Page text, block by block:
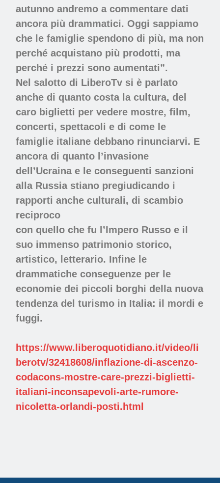
autunno andremo a commentare dati
ancora più drammatici. Oggi sappiamo
che le famiglie spendono di più, ma non
perché acquistano più prodotti, ma
perché i prezzi sono aumentati”.
Nel salotto di LiberoTv si è parlato
anche di quanto costa la cultura, del
caro biglietti per vedere mostre, film,
concerti, spettacoli e di come le
famiglie italiane debbano rinunciarvi. E
ancora di quanto l’invasione
dell’Ucraina e le conseguenti sanzioni
alla Russia stiano pregiudicando i
rapporti anche culturali, di scambio
reciproco
con quello che fu l’Impero Russo e il
suo immenso patrimonio storico,
artistico, letterario. Infine le
drammatiche conseguenze per le
economie dei piccoli borghi della nuova
tendenza del turismo in Italia: il mordi e
fuggi.
https://www.liberoquotidiano.it/video/li
berotv/32418608/inflazione-di-ascenzo-
codacons-mostre-care-prezzi-biglietti-
italiani-inconsapevoli-arte-rumore-
nicoletta-orlandi-posti.html